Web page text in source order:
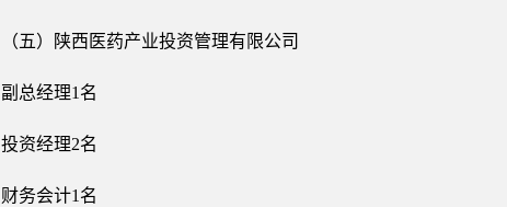
（五）陕西医药产业投资管理有限公司
副总经理1名
投资经理2名
财务会计1名